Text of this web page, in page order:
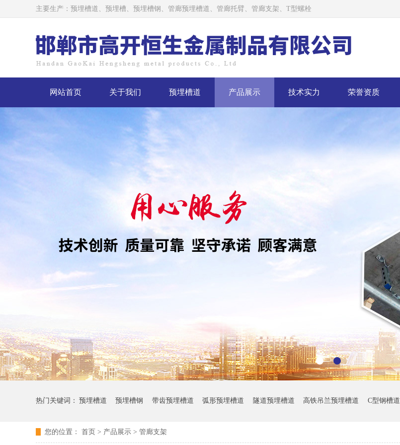
主要生产： 预埋槽道 、预埋槽、 预埋槽钢 、管廊预埋槽道、管廊托臂、管廊支架、T型螺栓
网站首页 关于我们 预埋槽道 产品展示 技术实力 荣誉资质
热门关键词： 预埋槽道 预埋槽钢 带齿预埋槽道 弧形预埋槽道 隧道预埋槽道 高铁吊兰预埋槽道 C型钢槽道
其它
您的位置： 首页 > 产品展示 > 管廊支架